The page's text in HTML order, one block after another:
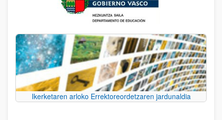
Ikerketaren arloko Errektoreordetzaren jardunaldia